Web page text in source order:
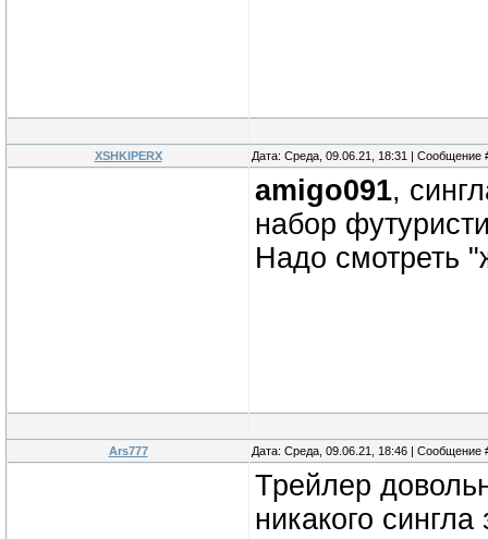
XSHKIPERX Дата: Среда, 09.06.21, 18:31 | Сообщение
amigo091,
набор
Надо смотреть
Ars777 Дата: Среда, 09.06.21, 18:46 | Сообщение
Трейлер
никакого